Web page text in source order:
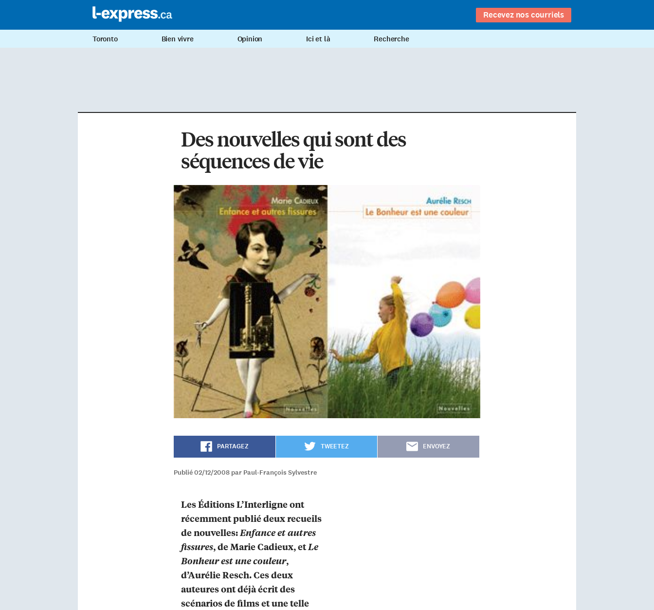
Recevez nos courriels
Toronto Bien vivre Opinion Ici et là Recherche
Des nouvelles qui sont des
séquences de vie
PARTAGEZ TWEETEZ ENVOYEZ
Publié 02/12/2008 par Paul-François Sylvestre
Les Éditions L’Interligne ont
récemment publié deux recueils
de nouvelles: Enfance et autres
fissures, de Marie Cadieux, etLe
Bonheur est une couleur,
d’Aurélie Resch. Ces deux
auteures ont déjà écrit des
scénarios de films et une telle